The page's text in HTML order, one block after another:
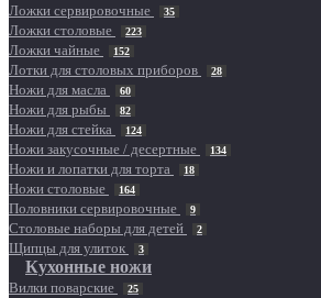
Ложки сервировочные 35
Ложки столовые 223
Ложки чайные 152
Лотки для столовых приборов 28
Ножи для масла 60
Ножи для рыбы 82
Ножи для стейка 124
Ножи закусочные / десертные 134
Ножи и лопатки для торта 18
Ножи столовые 164
Половники сервировочные 9
Столовые наборы для детей 2
Щипцы для улиток 3
Кухонные ножи
Вилки поварские 25